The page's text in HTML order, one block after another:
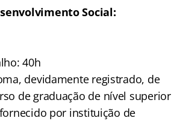
Social:
40h
devidamente registrado, de
de graduação de nível superior
por instituição de